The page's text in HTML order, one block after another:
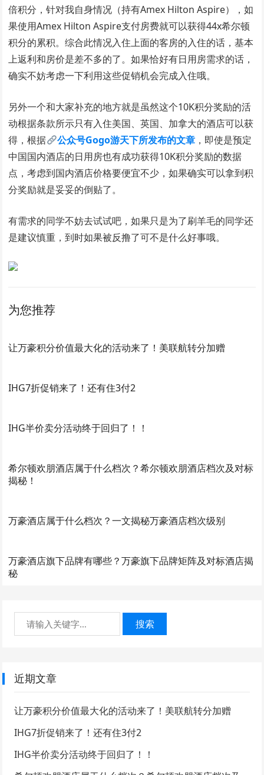
倍积分，针对我自身情况（持有Amex Hilton Aspire），如
果使用Amex Hilton Aspire支付房费就可以获得44x希尔顿
积分的累积。综合此情况入住上面的客房的入住的话，基本
上返利和房价是差不多的了。如果恰好有日用房需求的话，
确实不妨考虑一下利用这些促销机会完成入住哦。
另外一个和大家补充的地方就是虽然这个10K积分奖励的活
动根据条款所示只有入住美国、英国、加拿大的酒店可以获
得，根据
公众号Gogo游天下所发布的文章，即使是预定
中国国内酒店的日用房也有成功获得10K积分奖励的数据
点，考虑到国内酒店价格要便宜不少，如果确实可以拿到积
分奖励就是妥妥的倒贴了。
有需求的同学不妨去试试吧，如果只是为了刷羊毛的同学还
是建议慎重，到时如果被反撸了可不是什么好事哦。
为您推荐
让万豪积分价值最大化的活动来了！美联航转分加赠
IHG7折促销来了！还有住3付2
IHG半价卖分活动终于回归了！！
希尔顿欢朋酒店属于什么档次？希尔顿欢朋酒店档次及对标
揭秘！
万豪酒店属于什么档次？一文揭秘万豪酒店档次级别
万豪酒店旗下品牌有哪些？万豪旗下品牌矩阵及对标酒店揭
秘
搜索
近期文章
让万豪积分价值最大化的活动来了！美联航转分加赠
IHG7折促销来了！还有住3付2
IHG半价卖分活动终于回归了！！